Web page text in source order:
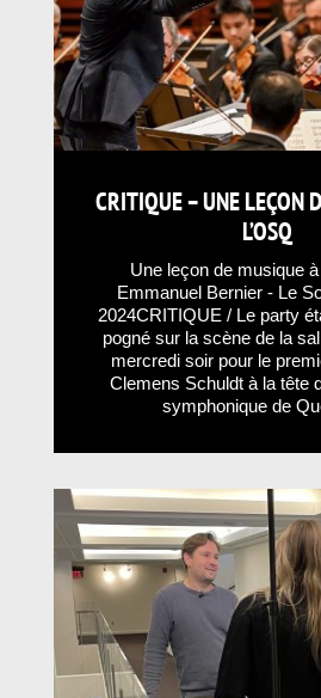
CRITIQUE – UNE LEÇON
L’OSQ
Une leçon de musique à
Emmanuel Bernier - Le
2024CRITIQUE / Le party
pogné sur la scène de la
mercredi soir pour le
Clemens Schuldt à la tête
symphonique de